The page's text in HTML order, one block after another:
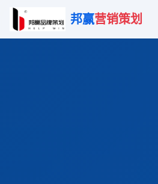
邦赢营销策划